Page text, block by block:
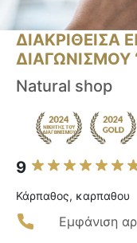
ΔΙΑΚΡΙΘΕΙΣΑ
ΔΙΑΓΩΝΙΣΜΟΥ
Natural shop
9
Κάρπαθος, καρπαθου
Εμφάνιση